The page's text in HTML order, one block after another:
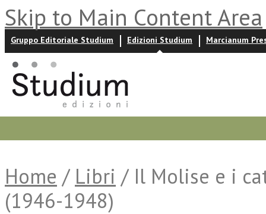
Skip to Main Content Area
Gruppo Editoriale Studium Edizioni Studium Marcianum
Home / Libri / Il Molise e i
(1946-1948)